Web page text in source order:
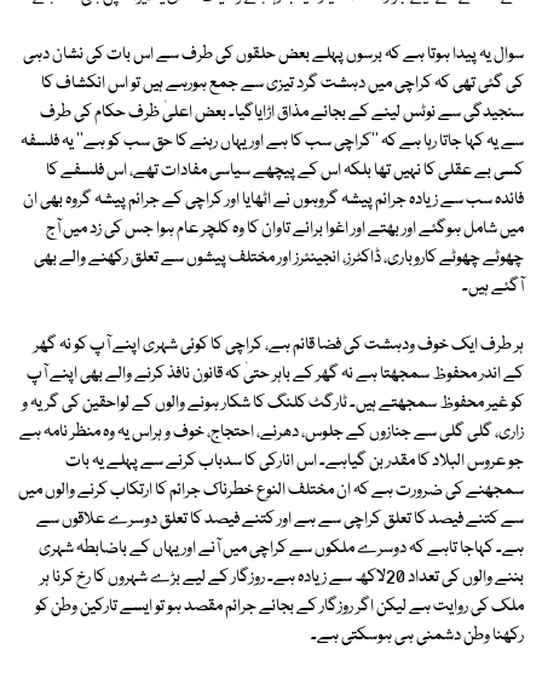
سوال یہ پیدا ہوتا ہے کہ برسوں پہلے بعض حلقوں کی طرف سے اس بات کی نشان دہی
کی گئی تھی کہ کراچی میں دہشت گرد تیزی سے جمع ہورہے ہیں تو اس انکشاف کا
سنجیدگی سے نوٹس لینے کے بجائے مذاق اڑایاگیا۔ بعض اعلیٰ ظرف حکام کی طرف
سے یہ کہا جاتا رہا ہے کہ ''کراچی سب کا ہے اور یہاں رہنے کا حق سب کو ہے'' یہ فلسفہ
کسی بے عقلی کا نہیں تھا بلکہ اس کے پیچھے سیاسی مفادات تھے، اس فلسفے کا
فائدہ سب سے زیادہ جرائم پیشہ گروہوں نے اٹھایا اور کراچی کے جرائم پیشہ گروہ بھی ان
میں شامل ہوگئے اور بھتے اور اغوا برائے تاوان کا وہ کلچر عام ہوا جس کی زد میں آج
چھوٹے چھوٹے کاروباری، ڈاکٹرز، انجینئرز اور مختلف پیشوں سے تعلق رکھنے والے بھی
آگئے ہیں۔
ہر طرف ایک خوف ودہشت کی فضا قائم ہے، کراچی کا کوئی شہری اپنے آپ کو نہ گھر
کے اندر محفوظ سمجھتا ہے نہ گھر کے باہر حتیٰ کہ قانون نافذ کرنے والے بھی اپنے آپ
کو غیر محفوظ سمجھتے ہیں۔ ٹارگٹ کلنگ کا شکار ہونے والوں کے لواحقین کی گریہ و
زاری، گلی گلی سے جنازوں کے جلوس، دھرنے، احتجاج، خوف و ہراس یہ وہ منظر نامہ ہے
جو عروس البلاد کا مقدر بن گیاہے۔ اس انارکی کا سدباب کرنے سے پہلے یہ بات
سمجھنے کی ضرورت ہے کہ ان مختلف النوع خطرناک جرائم کا ارتکاب کرنے والوں میں
سے کتنے فیصد کا تعلق کراچی سے ہے اور کتنے فیصد کا تعلق دوسرے علاقوں سے
ہے۔ کہاجا تاہے کہ دوسرے ملکوں سے کراچی میں آنے اور یہاں کے باضابطہ شہری
بننے والوں کی تعداد 20لاکھ سے زیادہ ہے۔ روزگار کے لیے بڑے شہروں کا رخ کرنا ہر
ملک کی روایت ہے لیکن اگر روزگار کے بجائے جرائم مقصد ہو تو ایسے تارکین وطن کو
رکھنا وطن دشمنی ہی ہوسکتی ہے۔